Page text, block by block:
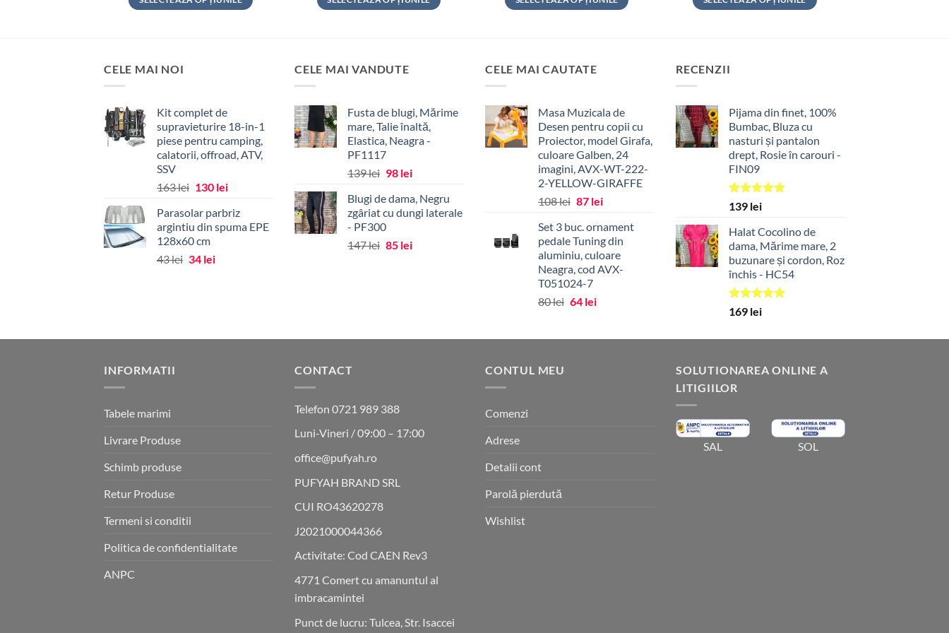
Opțiunile
pot
fi
alese
produsului.
mai
Opțiunile
pot
fi
în
pagina
produsului.
mai
Opțiunile
pot
fi
alese
în
pagina
Opțiunile
pot
fi
alese
în
pagina
produsului.
CELE MAI NOI
Kit complet de
supravieturire 18-in-1
piese pentru camping,
calatorii, offroad, ATV,
SSV
163lei Prețul
a
fost:
163 lei.
130 leiPrețul
este:
130 lei.
Parasolar parbriz
argintiu din spuma EPE
128x60 cm
43lei Prețul
34 leiPrețul
CELE MAI VANDUTE
Fusta de blugi, Mărime
mare, Talie înaltă,
Elastica, Neagra -
PF1117
139lei Prețul
a
fost:
139 lei.
98 leiPrețul
este:
98 lei.
Blugi de dama, Negru
zgâriat cu dungi laterale
- PF300
147lei Prețul
85 leiPrețul
CELE MAI CAUTATE
Masa Muzicala de
Desen pentru copii cu
Proiector, model Girafa,
culoare Galben, 24
imagini, AVX-WT-222-
2-YELLOW-GIRAFFE
108lei Prețul
a
fost:
108 lei.
87 leiPrețul
este:
87 lei.
Set 3 buc. ornament
pedale Tuning din
aluminiu, culoare
Neagra, cod AVX-
T051024-7
80lei Prețul
64 leiPrețul
RECENZII
Pijama din finet, 100%
Bumbac, Bluza cu
nasturi și pantalon
drept, Rosie în carouri -
FIN09
Evaluat la
139 lei
Halat Cocolino de
dama, Mărime mare, 2
buzunare și cordon, Roz
închis - HC54
Evaluat la
169 lei
INFORMATII
Tabele marimi
Livrare Produse
Schimb produse
Retur Produse
Termeni si conditii
Politica de confidentialitate
ANPC
CONTACT
Telefon 0721 989 388
Luni-Vineri / 09:00 – 17:00
office@pufyah.ro
PUFYAH BRAND SRL
CUI RO43620278
J2021000044366
Activitate: Cod CAEN Rev3
4771 Comert cu amanuntul al
imbracamintei
Punct de lucru: Tulcea, Str. Isaccei
CONTUL MEU
Comenzi
Adrese
Detalii cont
Parolă pierdută
Wishlist
SOLUTIONAREA ONLINE A
LITIGIILOR
SAL SOL